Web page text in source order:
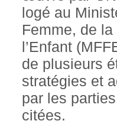
logé au
Femme, de
l’Enfant
de plusieurs
stratégies et
par les
citées.